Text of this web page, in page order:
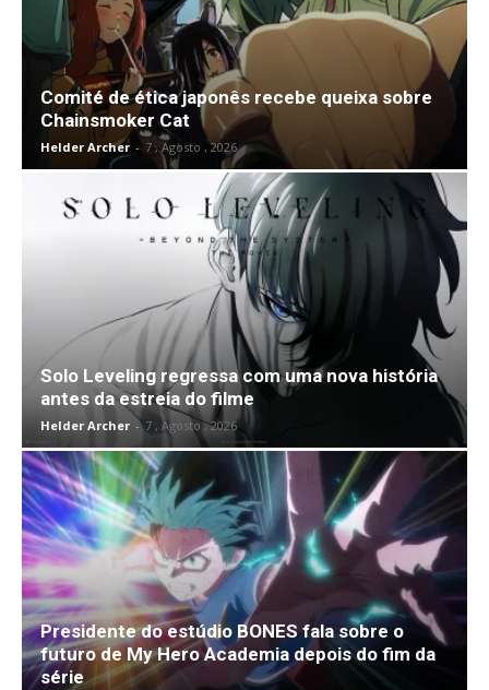
Comité de ética japonês recebe queixa sobre
Chainsmoker Cat
Helder Archer - 7 , Agosto , 2026
Solo Leveling regressa com uma nova história
antes da estreia do filme
Helder Archer - 7 , Agosto , 2026
Presidente do estúdio BONES fala sobre o
futuro de My Hero Academia depois do fim da
série